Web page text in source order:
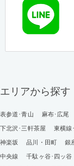
エリアから探す
表参道･青山 麻布･広尾
下北沢･三軒茶屋
東横線
神楽坂
品川・田町 銀
中央線
千駄ヶ谷･四ッ谷